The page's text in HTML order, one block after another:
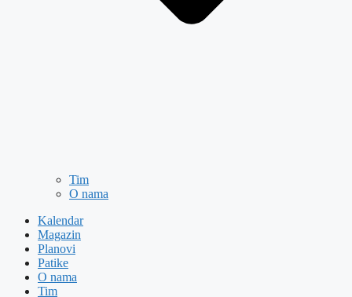
Tim
O nama
Kalendar
Magazin
Planovi
Patike
O nama
Tim